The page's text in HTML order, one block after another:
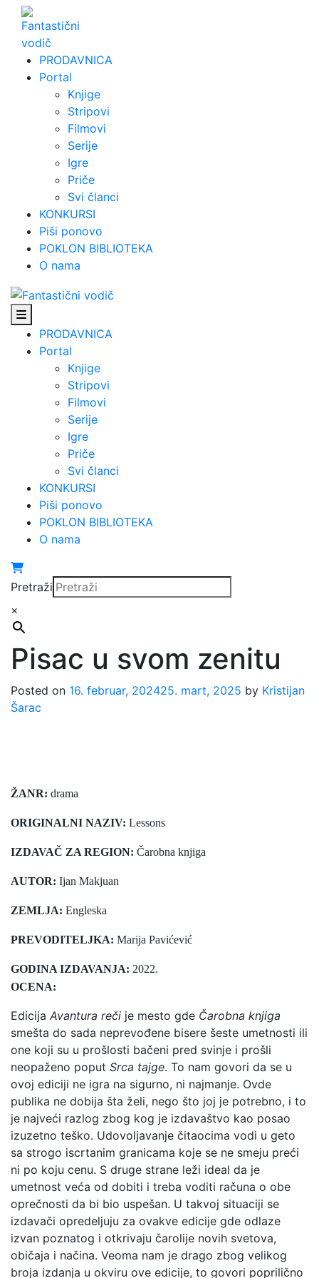
Skip
content
PRODAVNICA
Portal
Knjige
Stripovi
Filmovi
Serije
Igre
Priče
Svi članci
KONKURSI
Piši ponovo
POKLON BIBLIOTEKA
O nama
PRODAVNICA
Portal
Knjige
Stripovi
Filmovi
Serije
Igre
Priče
Svi članci
KONKURSI
Piši ponovo
POKLON BIBLIOTEKA
O nama
Pretraži
×
Pisac u svom zenitu
Posted on 16. februar, 202425. mart, 2025 by Kristijan
Šarac
ŽANR: drama
ORIGINALNI NAZIV: Lessons
IZDAVAČ ZA REGION: Čarobna knjiga
AUTOR: Ijan Makjuan
ZEMLJA: Engleska
PREVODITELJKA: Marija Pavićević
GODINA IZDAVANJA: 2022.
OCENA:
Edicija Avantura reči je mesto gde Čarobna knjiga
smešta do sada neprevođene bisere šeste umetnosti ili
one koji su u prošlosti bačeni pred svinje i prošli
neopaženo poput Srca tajge. To nam govori da se u
ovoj ediciji ne igra na sigurno, ni najmanje. Ovde
publika ne dobija šta želi, nego što joj je potrebno, i to
je najveći razlog zbog kog je izdavaštvo kao posao
izuzetno teško. Udovoljavanje čitaocima vodi u geto
sa strogo iscrtanim granicama koje se ne smeju preći
ni po koju cenu. S druge strane leži ideal da je
umetnost veća od dobiti i treba voditi računa o obe
oprečnosti da bi bio uspešan. U takvoj situaciji se
izdavači opredeljuju za ovakve edicije gde odlaze
izvan poznatog i otkrivaju čarolije novih svetova,
običaja i načina. Veoma nam je drago zbog velikog
broja izdanja u okviru ove edicije, to govori poprilično